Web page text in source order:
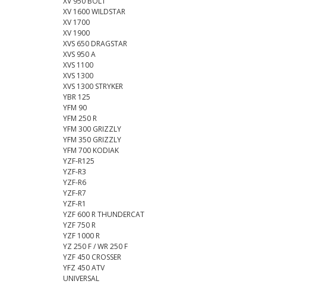
XV 1600 WILDSTAR
XV 1700
XV 1900
XVS 650 DRAGSTAR
XVS 950 A
XVS 1100
XVS 1300
XVS 1300 STRYKER
YBR 125
YFM 90
YFM 250 R
YFM 300 GRIZZLY
YFM 350 GRIZZLY
YFM 700 KODIAK
YZF-R125
YZF-R3
YZF-R6
YZF-R7
YZF-R1
YZF 600 R THUNDERCAT
YZF 750 R
YZF 1000 R
YZ 250 F / WR 250 F
YZF 450 CROSSER
YFZ 450 ATV
UNIVERSAL